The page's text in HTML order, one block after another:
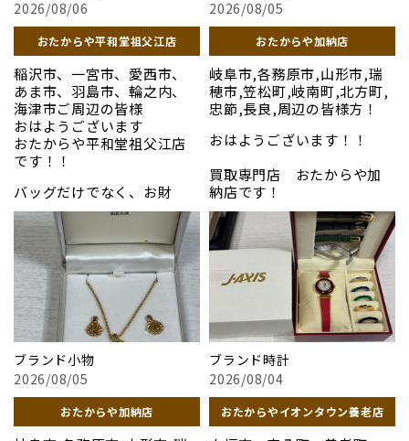
品薄ロレックスはクオリテ
ィを維持するため生産数を
限定しており、正規店であっ
てもお目当てのモデル（特に
デイトナやサブマリーナー
などのスポーツモデル）を
すぐに購入することは極め
て困難です。そのため、中古
市場への需要が爆発的に高
為替（円安）の影響
海外ブ
ランドであるロレックス
は、為替相場の影響を強く
受けます。円安傾向が続く現
状、日本国内における中古
ロレックスの価値は引き上
げられており、売却において
非常に有利な状況が続いて
います。
「まずはいくらになるか知
りたい」という査定のみの
ご来店も大歓迎です。 お近
くのおたからや（平和堂尾
西店、加納店、平和堂祖父
＃金
＃一宮市
＃おたからや
＃骨董品
＃切手
＃羽島市
＃稲沢市
#ロレックス
＃グッチ
＃バカラ
＃ディオール
#ヴィトン
平和堂尾西店 出入り口左
売却の引き止めは一切ござ
いませんので、「まずは金額
だけ知りたい」という方も
大歓迎です。お部屋の片付け
感覚で、当店の無料見積もり
をご活用ください。
お写真は先日買い取らせて
いただいたお品になりま
す！
「ヴィトン」
写真以外のお品も高価買取
しております！
ぜひお気軽にお声をおかけ
ください！！
＃貴金属
＃プラチナ
＃ブランド品
＃時計
＃一宮市
とは絶対にございません。
価格の理由にもしっかりご
納得いただいた上でお取引
をいたします。初めての方
も、どうぞ安心してお気軽
にご利用ください
お写真は先日買取させてい
ただきましたお品になりま
す。
「エルメス」
写真以外のブランド品、貴
金属、骨董品など高価買取
させていただきます！
ぜひお気軽にご来店くださ
＃貴金属
＃プラチナ
＃ブランド品
＃時計
＃金
＃稲沢市
2026/08/06
おたからや平和堂祖父江店
稲沢市、一宮市、愛西市、
あま市、羽島市、輪之内、
海津市ご周辺の皆様
おはようございます
おたからや平和堂祖父江店
です！！
バッグだけでなく、お財
布、アクセサリー、お洋服や
靴まで、ブランド品なら幅広
くお買い取りしております。
「買ったけれど使う機会が
なかった」「好みが変わって
衣替えをしたい」という時
はぜひ当店へ。ファッショ
ンと市場相場に詳しいスタ
ッフが、一点ずつ丁寧に拝
見し、トレンドを反映した
納得の価格をご提示します。
ノーブランドか分からないお
品物の仕分けも大歓迎です。
お買い物ついでに、どうぞ
2026/08/05
おたからや加納店
岐阜市,各務原市,山形市,瑞
穂市,笠松町,岐南町,北方町,
忠節,長良,周辺の皆様方！
おはようございます！！
買取専門店 おたからや加
納店です！
「内側がボロボロ剥がれて
きた」「シミや角擦れがあ
る」「ファスナーが壊れて
いる」そんな状態のブラン
ドバッグはありませんか？
古いモデルやダメージがあ
るお品物でも、人気ブラン
ドであれば十分にお買い取
りが可能です。当店の経験豊
富なスタッフが、製品その
ものの価値を見落とさずに
しっかりと拝見いたします。
他店で断られてしまったお品
ブランド小物
2026/08/05
おたからや加納店
ブランド時計
2026/08/04
おたからやイオンタウン養老店